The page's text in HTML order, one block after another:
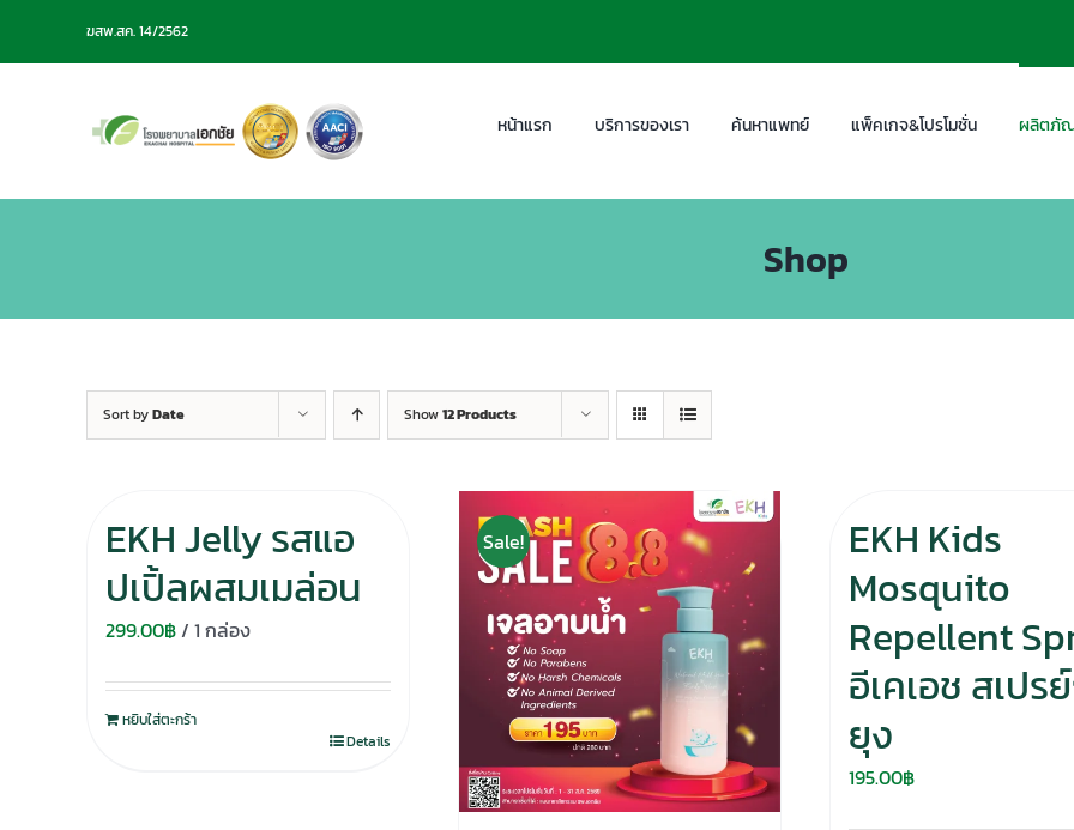
ฆสพ.สค. 14/2562
หน้าแรก บริการของเรา ค้นหาแพทย์ แพ็คเกจ&โปรโมชั่น ผลิตภัณ
Shop
Sort byDate Show12 Products
EKH Jelly รสแอ
ปเปิ้ลผสมเมล่อน
299.00฿/ 1 กล่อง
หยิบใส่ตะกร้า
Details
Sale!
EKH Kids
Mosquito
Repellent
อีเคเอช สเปร
ยุง
195.00฿